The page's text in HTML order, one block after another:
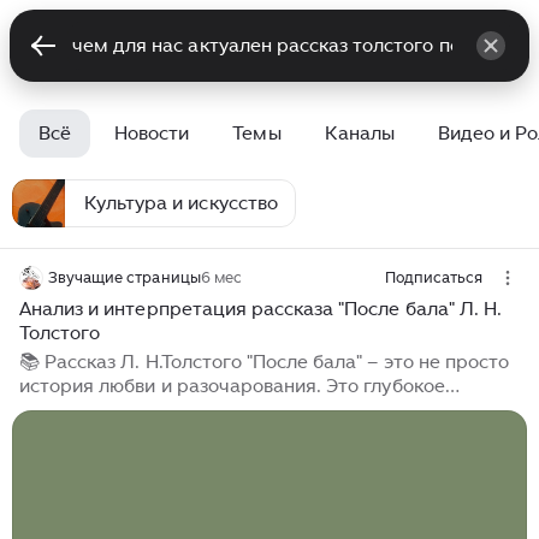
Всё Новости Темы Каналы Видео и
Культура и искусство
Звучащие страницы6 мес Подписаться
Анализ и интерпретация рассказа "После бала" Л. Н.
Толстого
📚 Рассказ Л. Н.Толстого "После бала" – это не просто
история любви и разочарования. Это глубокое
исследование человеческой природы, нравственных